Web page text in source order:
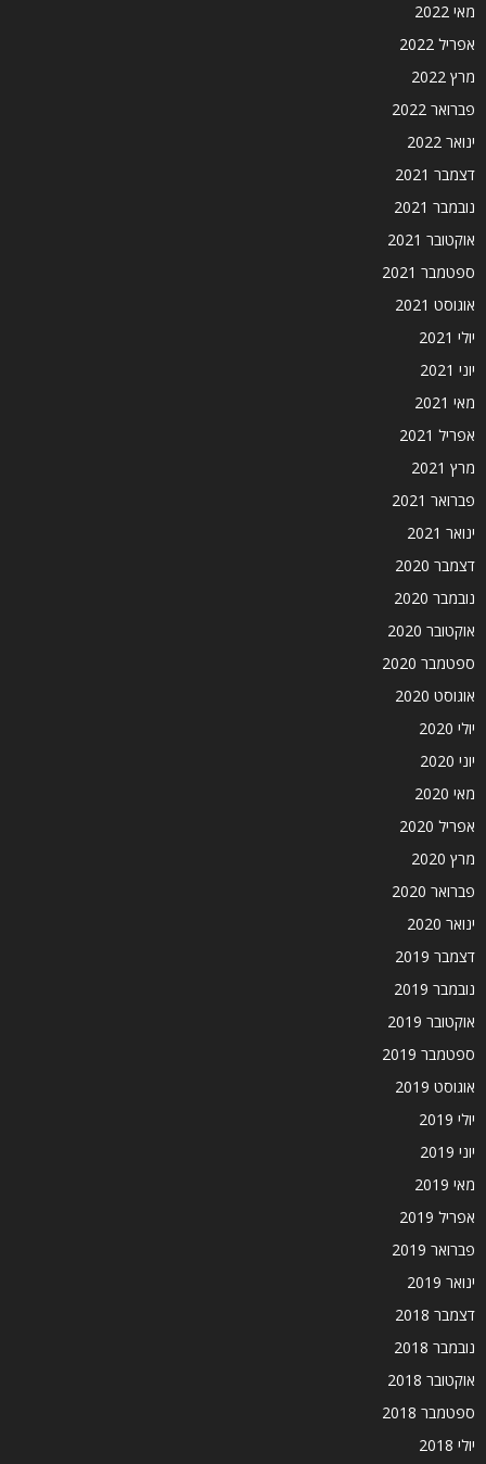
מאי 2022
אפריל 2022
מרץ 2022
פברואר 2022
ינואר 2022
דצמבר 2021
נובמבר 2021
אוקטובר 2021
ספטמבר 2021
אוגוסט 2021
יולי 2021
יוני 2021
מאי 2021
אפריל 2021
מרץ 2021
פברואר 2021
ינואר 2021
דצמבר 2020
נובמבר 2020
אוקטובר 2020
ספטמבר 2020
אוגוסט 2020
יולי 2020
יוני 2020
מאי 2020
אפריל 2020
מרץ 2020
פברואר 2020
ינואר 2020
דצמבר 2019
נובמבר 2019
אוקטובר 2019
ספטמבר 2019
אוגוסט 2019
יולי 2019
יוני 2019
מאי 2019
אפריל 2019
פברואר 2019
ינואר 2019
דצמבר 2018
נובמבר 2018
אוקטובר 2018
ספטמבר 2018
יולי 2018